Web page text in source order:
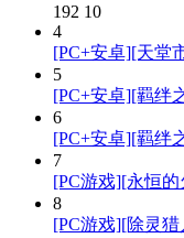
192 10
4
[PC+安卓][天堂
5
[PC+安卓][羁绊
6
[PC+安卓][羁绊
7
[PC游戏][永恒的
8
[PC游戏][除灵猎